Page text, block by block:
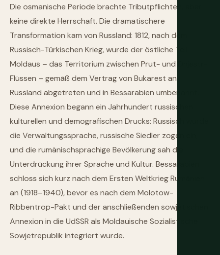
Die osmanische Periode brachte Tributpflichten, aber
keine direkte Herrschaft. Die dramatischere
Transformation kam von Russland: 1812, nach dem
Russisch-Türkischen Krieg, wurde der östliche Teil
Moldaus – das Territorium zwischen Prut- und Dnjestr-
Flüssen – gemäß dem Vertrag von Bukarest an
Russland abgetreten und in Bessarabien umbenannt.
Diese Annexion begann ein Jahrhundert russischen
kulturellen und demografischen Drucks: Russisch wurde
die Verwaltungssprache, russische Siedler zogen ein,
und die rumänischsprachige Bevölkerung sah die
Unterdrückung ihrer Sprache und Kultur. Bessarabien
schloss sich kurz nach dem Ersten Weltkrieg Rumänien
an (1918–1940), bevor es nach dem Molotow-
Ribbentrop-Pakt und der anschließenden sowjetischen
Annexion in die UdSSR als Moldauische Sozialistische
Sowjetrepublik integriert wurde.